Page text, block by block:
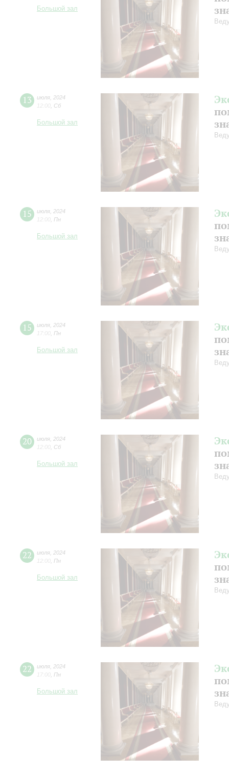
Большой зал
13 июля 2024
12:00 Сб
Большой зал
15 июля 2024
12:00 Пн
Большой зал
15 июля 2024
17:00 Пн
Большой зал
20 июля 2024
12:00 Сб
Большой зал
22 июля 2024
12:00 Пн
Большой зал
22 июля 2024
17:00 Пн
Большой зал